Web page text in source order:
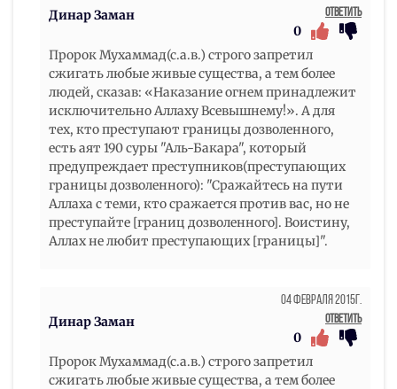
Динар Заман
Ответить
0
Пророк Мухаммад(с.а.в.) строго запретил
сжигать любые живые существа, а тем более
людей, сказав: «Наказание огнем принадлежит
исключительно Аллаху Всевышнему!». А для
тех, кто преступают границы дозволенного,
есть аят 190 суры "Аль-Бакара", который
предупреждает преступников(преступающих
границы дозволенного): "Сражайтесь на пути
Аллаха с теми, кто сражается против вас, но не
преступайте [границ дозволенного]. Воистину,
Аллах не любит преступающих [границы]".
Динар Заман
04 Февраля 2015г.
Ответить
0
Пророк Мухаммад(с.а.в.) строго запретил
сжигать любые живые существа, а тем более